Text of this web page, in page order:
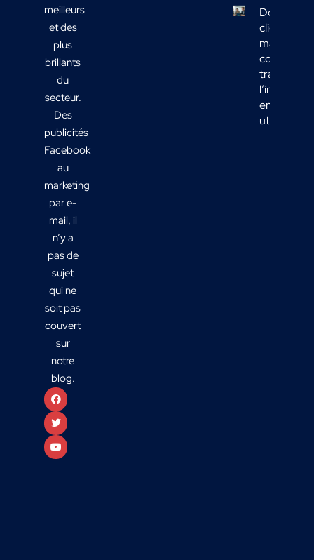
meilleurs
et des
plus
brillants
du
secteur.
Des
publicités
Facebook
au
marketing
par e-
mail, il
n’y a
pas de
sujet
qui ne
soit pas
couvert
sur
notre
blog.
Données
clients
marketing :
comment
en actions
utiles ?